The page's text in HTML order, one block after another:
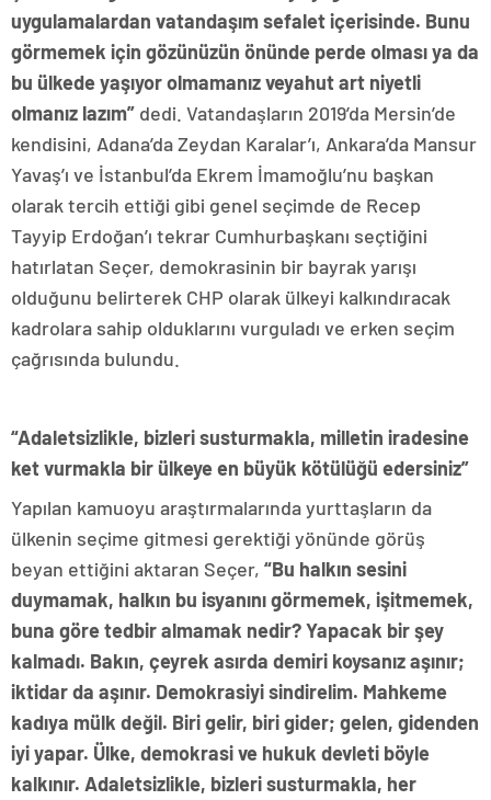
uygulamalardan vatandaşım sefalet içerisinde. Bunu
görmemek için gözünüzün önünde perde olması ya da
bu ülkede yaşıyor olmamanız veyahut art niyetli
olmanız lazım” dedi. Vatandaşların 2019’da Mersin’de
kendisini, Adana’da Zeydan Karalar’ı, Ankara’da Mansur
Yavaş’ı ve İstanbul’da Ekrem İmamoğlu’nu başkan
olarak tercih ettiği gibi genel seçimde de Recep
Tayyip Erdoğan’ı tekrar Cumhurbaşkanı seçtiğini
hatırlatan Seçer, demokrasinin bir bayrak yarışı
olduğunu belirterek CHP olarak ülkeyi kalkındıracak
kadrolara sahip olduklarını vurguladı ve erken seçim
çağrısında bulundu.
“Adaletsizlikle, bizleri susturmakla, milletin iradesine
ket vurmakla bir ülkeye en büyük kötülüğü edersiniz”
Yapılan kamuoyu araştırmalarında yurttaşların da
ülkenin seçime gitmesi gerektiği yönünde görüş
beyan ettiğini aktaran Seçer, “Bu halkın sesini
duymamak, halkın bu isyanını görmemek, işitmemek,
buna göre tedbir almamak nedir? Yapacak bir şey
kalmadı. Bakın, çeyrek asırda demiri koysanız aşınır;
iktidar da aşınır. Demokrasiyi sindirelim. Mahkeme
kadıya mülk değil. Biri gelir, biri gider; gelen, gidenden
iyi yapar. Ülke, demokrasi ve hukuk devleti böyle
kalkınır. Adaletsizlikle, bizleri susturmakla, her